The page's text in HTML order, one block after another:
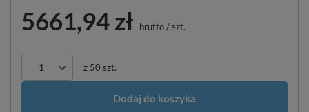
5661,94 zł brutto/szt.
z 50 szt.
Dodaj do koszyka